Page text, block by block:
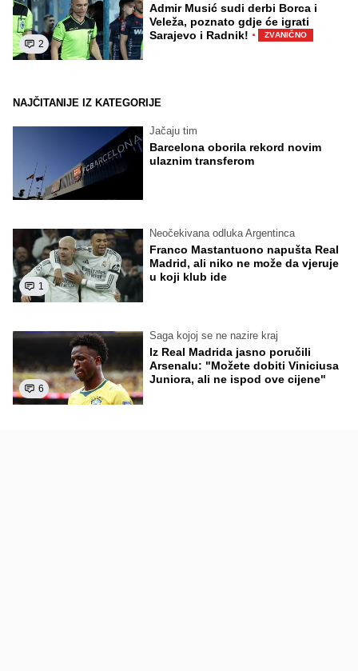
2
Admir Musić sudi derbi Borca i
Veleža, poznato gdje će igrati
Sarajevo i Radnik! · ZVANIČNO
NAJČITANIJE IZ KATEGORIJE
Jačaju tim
Barcelona oborila rekord novim
ulaznim transferom
1
Neočekivana odluka Argentinca
Franco Mastantuono napušta Real
Madrid, ali niko ne može da vjeruje
u koji klub ide
6
Saga kojoj se ne nazire kraj
Iz Real Madrida jasno poručili
Arsenalu: "Možete dobiti Viniciusa
Juniora, ali ne ispod ove cijene"